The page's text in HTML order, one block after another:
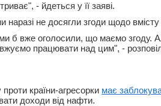
- йдеться у її заяві.
не досягли згоди щодо вмісту
б вже оголосили, що маємо згоду.
працювати над цим", -
країни-агресорки має
доходи від нафти.